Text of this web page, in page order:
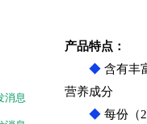
产品特点：
◆ 含有丰
营养成分
◆ 每份（